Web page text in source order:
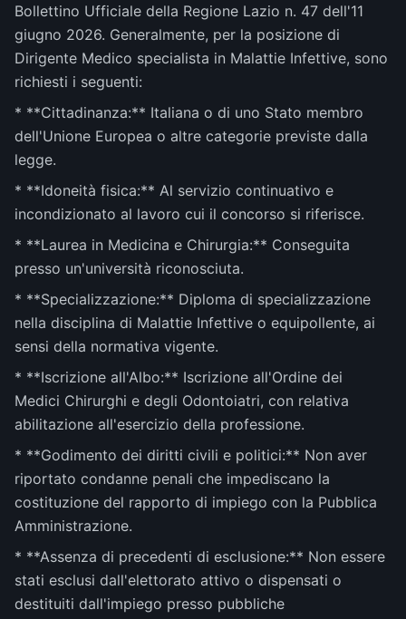
Bollettino Ufficiale della Regione Lazio n. 47 dell'11
giugno 2026. Generalmente, per la posizione di
Dirigente Medico specialista in Malattie Infettive, sono
richiesti i seguenti:
* **Cittadinanza:** Italiana o di uno Stato membro
dell'Unione Europea o altre categorie previste dalla
legge.
* **Idoneità fisica:** Al servizio continuativo e
incondizionato al lavoro cui il concorso si riferisce.
* **Laurea in Medicina e Chirurgia:** Conseguita
presso un'università riconosciuta.
* **Specializzazione:** Diploma di specializzazione
nella disciplina di Malattie Infettive o equipollente, ai
sensi della normativa vigente.
* **Iscrizione all'Albo:** Iscrizione all'Ordine dei
Medici Chirurghi e degli Odontoiatri, con relativa
abilitazione all'esercizio della professione.
* **Godimento dei diritti civili e politici:** Non aver
riportato condanne penali che impediscano la
costituzione del rapporto di impiego con la Pubblica
Amministrazione.
* **Assenza di precedenti di esclusione:** Non essere
stati esclusi dall'elettorato attivo o dispensati o
destituiti dall'impiego presso pubbliche